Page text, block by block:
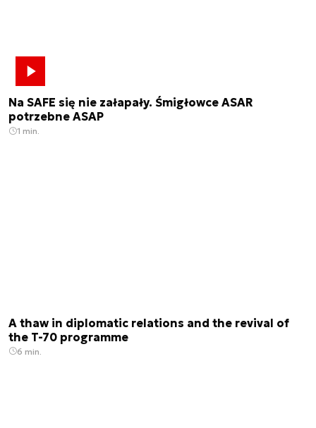
Na SAFE się nie załapały. Śmigłowce ASAR
potrzebne ASAP
1 min.
A thaw in diplomatic relations and the revival of
the T-70 programme
6 min.